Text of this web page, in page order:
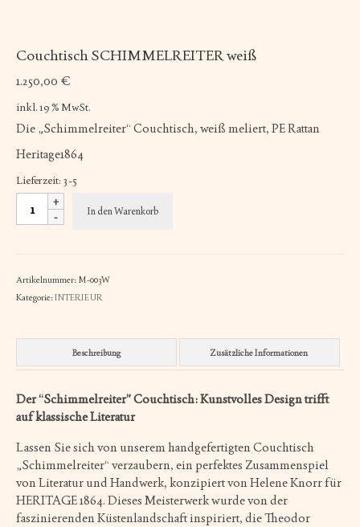
Couchtisch SCHIMMELREITER weiß
1.250,00 €
inkl. 19 % MwSt.
Die „Schimmelreiter“ Couchtisch, weiß meliert, PE Rattan
Heritage1864
Lieferzeit: 3-5
Couchtisch
SCHIMMELREITERIn den Warenkorb
Artikelnummer: M-003W
Kategorie:INTERIEUR
Beschreibung Zusätzliche Informationen
Der “Schimmelreiter” Couchtisch: Kunstvolles Design trifft
auf klassische Literatur
Lassen Sie sich von unserem handgefertigten Couchtisch
„Schimmelreiter“ verzaubern, ein perfektes Zusammenspiel
von Literatur und Handwerk, konzipiert von Helene Knorr für
HERITAGE 1864. Dieses Meisterwerk wurde von der
faszinierenden Küstenlandschaft inspiriert, die Theodor